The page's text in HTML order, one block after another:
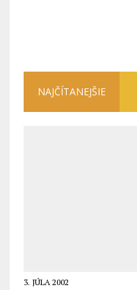
NAJČÍTANEJŠIE
3. JÚLA 2002